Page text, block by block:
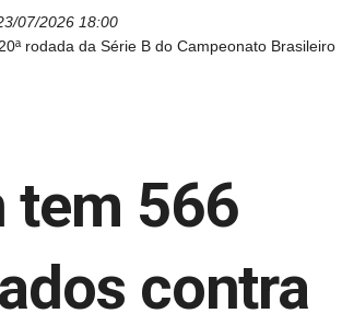
07/2026 18:00
rodada da Série B do Campeonato Brasileiro
tem 566
contra